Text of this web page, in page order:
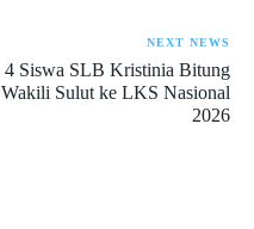
NEXT NEWS
4 Siswa SLB Kristinia Bitung
Wakili Sulut ke LKS Nasional
2026